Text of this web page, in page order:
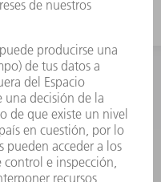
de venta